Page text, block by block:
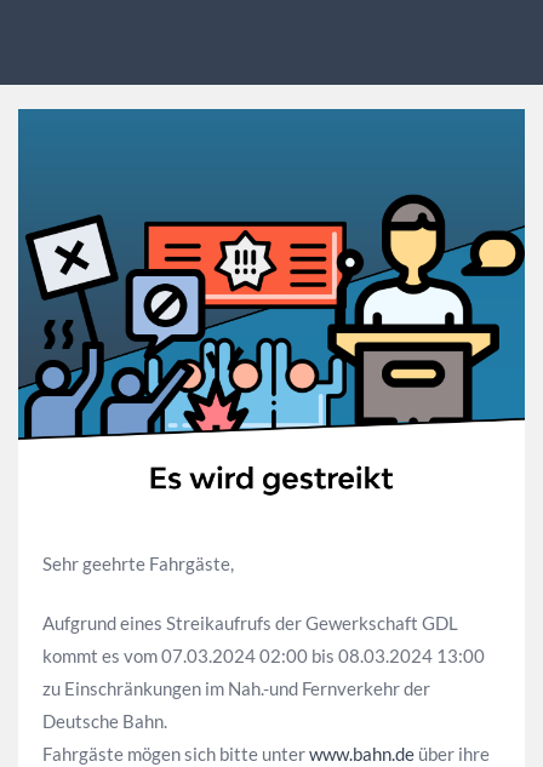
Sehr geehrte Fahrgäste,
Aufgrund eines Streikaufrufs der Gewerkschaft GDL
kommt es vom 07.03.2024 02:00 bis 08.03.2024 13:00
zu Einschränkungen im Nah.-und Fernverkehr der
Deutsche Bahn.
Fahrgäste mögen sich bitte unterwww.bahn.de über ihre